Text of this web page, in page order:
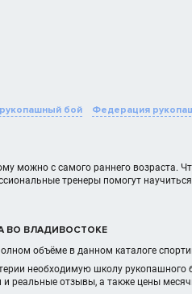
бой Федерация
можно с самого раннего возраста.
тренеры помогут
ВО ВЛАДИВОСТОКЕ
объёме в данном каталоге
необходимую школу рукопашного
реальные отзывы, а также цены